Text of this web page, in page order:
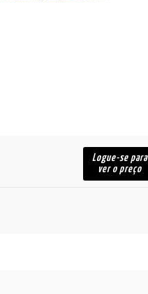
Logue-se para
ver o preço